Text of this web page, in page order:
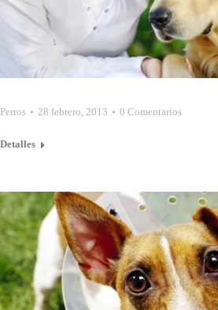
Perros 28 febrero, 2013 0 Comentarios
Detalles